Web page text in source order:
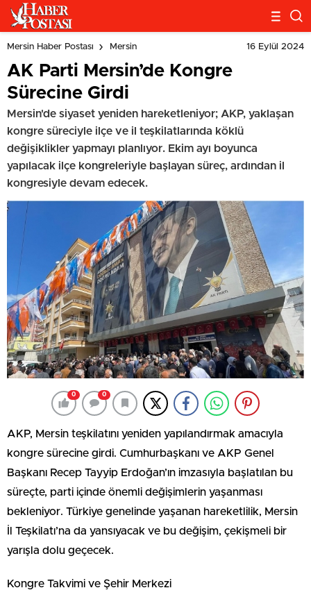
Mersin Haber Postası Mersin 16 Eylül 2024
AK Parti Mersin’de Kongre
Sürecine Girdi
Mersin'de siyaset yeniden hareketleniyor; AKP, yaklaşan
kongre süreciyle ilçe ve il teşkilatlarında köklü
değişiklikler yapmayı planlıyor. Ekim ayı boyunca
yapılacak ilçe kongreleriyle başlayan süreç, ardından il
kongresiyle devam edecek.
0 0
AKP, Mersin teşkilatını yeniden yapılandırmak amacıyla
kongre sürecine girdi. Cumhurbaşkanı ve AKP Genel
Başkanı Recep Tayyip Erdoğan’ın imzasıyla başlatılan bu
süreçte, parti içinde önemli değişimlerin yaşanması
bekleniyor. Türkiye genelinde yaşanan hareketlilik, Mersin
İl Teşkilatı’na da yansıyacak ve bu değişim, çekişmeli bir
yarışla dolu geçecek.
Kongre Takvimi ve Şehir Merkezi